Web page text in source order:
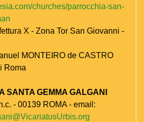
churches/parrocchia-san-
X - Zona Tor San Giovanni -
MONTEIRO de CASTRO
Roma
GEMMA GALGANI
- 00139 ROMA - email: